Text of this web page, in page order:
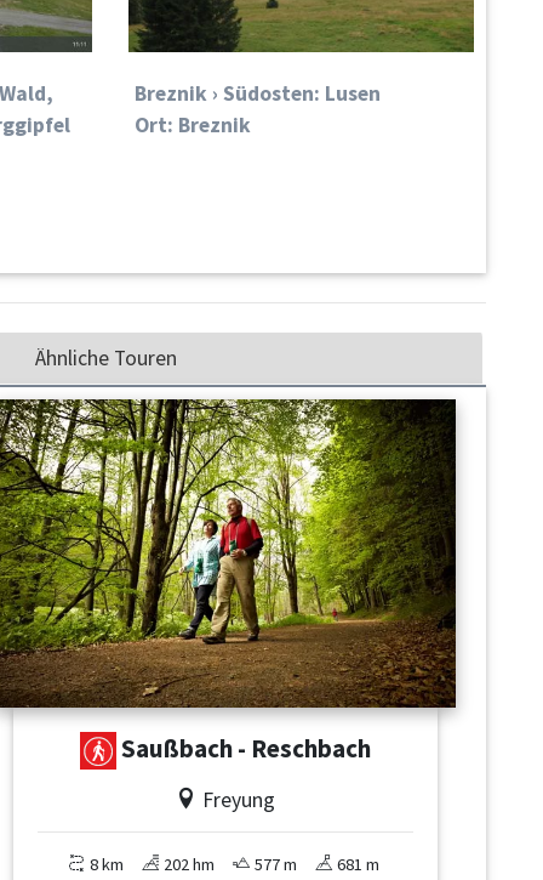
Breznik › Südosten: Lusen
Ort: Breznik
Ähnliche Touren
Saußbach - Reschbach
Freyung
8 km 202 hm 577 m 681 m